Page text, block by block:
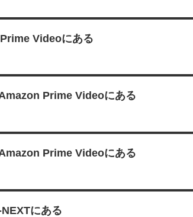
Videoにある
Prime Videoにある
Prime Videoにある
にある